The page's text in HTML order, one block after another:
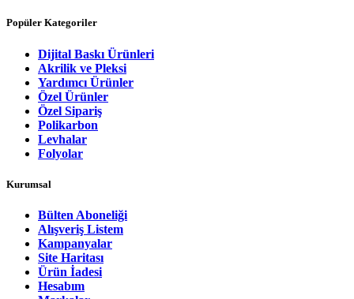
Popüler Kategoriler
Dijital Baskı Ürünleri
Akrilik ve Pleksi
Yardımcı Ürünler
Özel Ürünler
Özel Sipariş
Polikarbon
Levhalar
Folyolar
Kurumsal
Bülten Aboneliği
Alışveriş Listem
Kampanyalar
Site Haritası
Ürün İadesi
Hesabım